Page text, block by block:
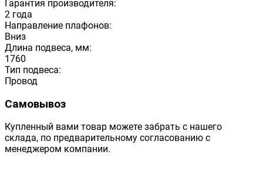
Гарантия производителя:
2 года
Направление плафонов:
Вниз
Длина подвеса, мм:
1760
Тип подвеса:
Провод
Самовывоз
Купленный вами товар можете забрать с нашего
склада, по предварительному согласованию с
менеджером компании.